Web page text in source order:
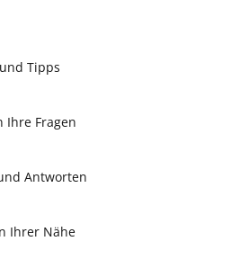
Tipps
Antworten
Ihre Fragen
Ihrer Nähe